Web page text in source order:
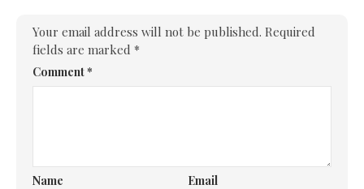
Your email address will not be published. Required
fields are marked *
Comment*
Name Email